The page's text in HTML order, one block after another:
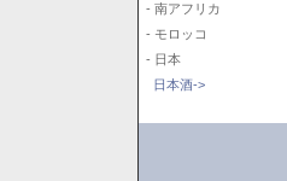
- 南アフリカ
- モロッコ
- 日本
日本酒->